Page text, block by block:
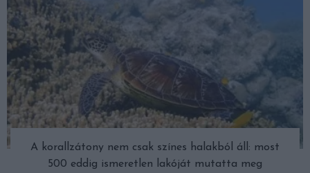
A korallzátony nem csak színes halakból áll: most
500 eddig ismeretlen lakóját mutatta meg